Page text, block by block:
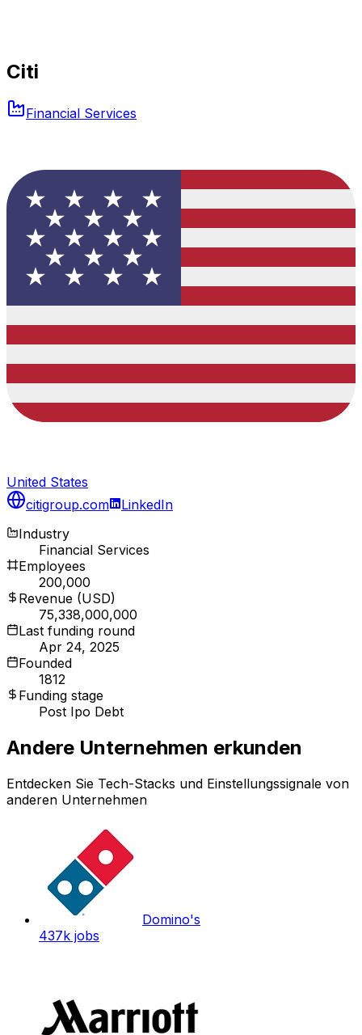
Citi
Financial Services
United States
citigroup.com
LinkedIn
Industry
Financial Services
Employees
200,000
Revenue (USD)
75,338,000,000
Last funding round
Apr 24, 2025
Founded
1812
Funding stage
Post Ipo Debt
Andere Unternehmen erkunden
Entdecken Sie Tech-Stacks und Einstellungssignale von
anderen Unternehmen
Domino's
437k jobs